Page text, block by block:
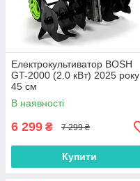
Електрокультиватор BOSH
GT-2000 (2.0 кВт) 2025 року
45 см
В наявності
6 299 ₴ 7 299 ₴
Купити